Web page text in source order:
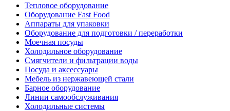
Тепловое оборудование
Оборудование Fast Food
Аппараты для упаковки
Оборудование для подготовки / переработки
Моечная посуды
Холодильное оборудование
Смягчители и фильтрации воды
Посуда и аксессуары
Мебель из нержавеющей стали
Барное оборудование
Линии самообслуживания
Холодильные системы